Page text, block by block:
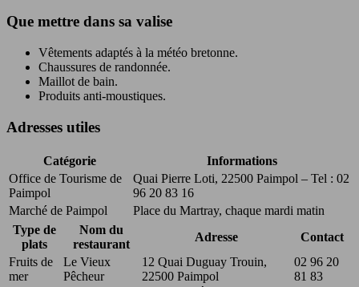
Que mettre dans sa valise
Vêtements adaptés à la météo bretonne.
Chaussures de randonnée.
Maillot de bain.
Produits anti-moustiques.
Adresses utiles
Catégorie
Informations
Office de Tourisme de
Paimpol
Quai Pierre Loti, 22500 Paimpol – Tel : 02
96 20 83 16
Marché de Paimpol
Place du Martray, chaque mardi matin
Type de
plats
Nom du
restaurant
Adresse
Contact
Fruits de
mer
Le Vieux
Pêcheur
12 Quai Duguay Trouin,
22500 Paimpol
02 96 20
81 83